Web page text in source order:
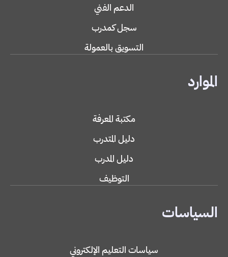
الدعم الفني
سجل كمدرب
التسويق بالعمولة
الموارد
مكتبة المعرفة
دليل المتدرب
دليل المدرب
التوظيف
السياسات
سياسات التعليم الإلكتروني